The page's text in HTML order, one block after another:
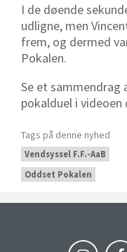
I de døende
udligne, men
frem, og dermed
Pokalen.
Se et sammendrag
pokalduel i videoen
Tags på denne nyhed
Vendsyssel F.F.-AaB
Oddset Pokalen